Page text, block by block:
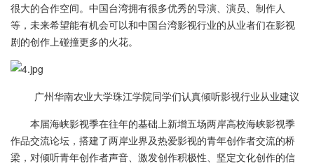
很大的合作空间。中国台湾拥有很多优秀的导演、演员、制作人
等，未来希望能有机会可以和中国台湾影视行业的从业者们在影视
剧的创作上碰撞更多的火花。
广州华南农业大学珠江学院同学们认真倾听影视行业从业建议
本届海峡影视季在往年的基础上新增五场两岸高校海峡影视季
作品交流论坛，搭建了两岸业界及热爱影视的青年创作者交流的桥
梁，对倾听青年创作者声音、激发创作积极性、坚定文化创作的信